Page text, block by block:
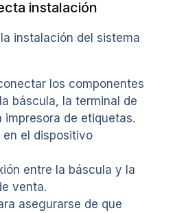
instalación
instalación del sistema
los componentes
báscula, la terminal de
de etiquetas.
el dispositivo
entre la báscula y la
venta.
asegurarse de que